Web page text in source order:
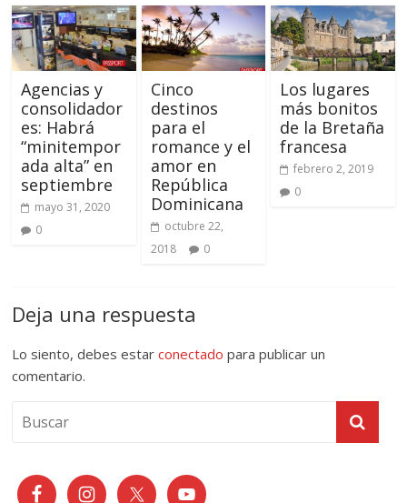
Agencias y
consolidador
es: Habrá
“minitempor
ada alta” en
septiembre
mayo 31, 2020
0
Cinco
destinos
para el
romance y el
amor en
República
Dominicana
octubre 22,
2018
0
Los lugares
más bonitos
de la Bretaña
francesa
febrero 2, 2019
0
Deja una respuesta
Lo siento, debes estarconectado para publicar un
comentario.